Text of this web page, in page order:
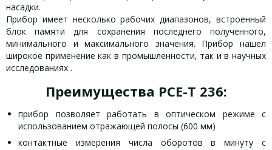
насадки.
Прибор имеет несколько рабочих диапазонов, встроенный
блок памяти для сохранения последнего полученного,
минимального и максимального значения. Прибор нашел
широкое применение как в промышленности, так и в научных
исследованиях .
Преимущества PCE-T 236:
прибор позволяет работать в оптическом режиме с
использованием отражающей полосы (600 мм)
контактные измерения числа оборотов в минуту с